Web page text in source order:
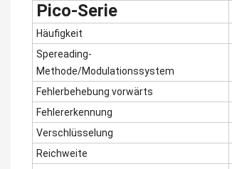
Pico-Serie
Häufigkeit
Spereading-
Methode/Modulationssystem
Fehlerbehebung vorwärts
Fehlererkennung
Verschlüsselung
Reichweite